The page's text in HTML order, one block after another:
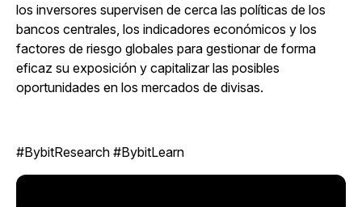
los inversores supervisen de cerca las políticas de los
bancos centrales, los indicadores económicos y los
factores de riesgo globales para gestionar de forma
eficaz su exposición y capitalizar las posibles
oportunidades en los mercados de divisas.
#BybitResearch #BybitLearn